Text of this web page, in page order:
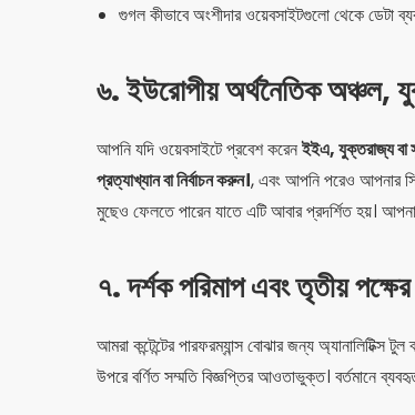
গুগল কীভাবে অংশীদার ওয়েবসাইটগুলো থেকে ডেটা
৬. ইউরোপীয় অর্থনৈতিক অঞ্চল,
আপনি যদি ওয়েবসাইটে প্রবেশ করেনইইএ, যুক্তরাজ্য বা
প্রত্যাখ্যান বা নির্বাচন করুন।, এবং আপনি পরেও আপনার
মুছেও ফেলতে পারেন যাতে এটি আবার প্রদর্শিত হয়।
৭. দর্শক পরিমাপ এবং তৃতীয় পক্ষের
আমরা কন্টেন্টের পারফরম্যান্স বোঝার জন্য অ্যানালিটিক্স
উপরে বর্ণিত সম্মতি বিজ্ঞপ্তির আওতাভুক্ত। বর্তমানে